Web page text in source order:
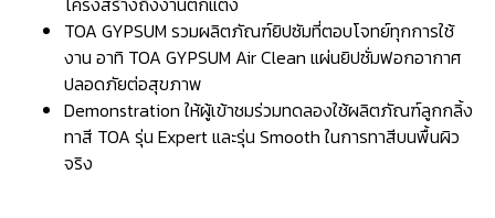
TOA GYPSUM รวมผลิตภัณฑ์ยิปซัมที่ตอบโจทย์ทุกการใช้
งาน อาทิ TOA GYPSUM Air Clean แผ่นยิปซั่มฟอกอากาศ
ปลอดภัยต่อสุขภาพ
Demonstration ให้ผู้เข้าชมร่วมทดลองใช้ผลิตภัณฑ์ลูกกลิ้ง
ทาสี TOA รุ่น Expert และรุ่น Smooth ในการทาสีบนพื้นผิว
จริง